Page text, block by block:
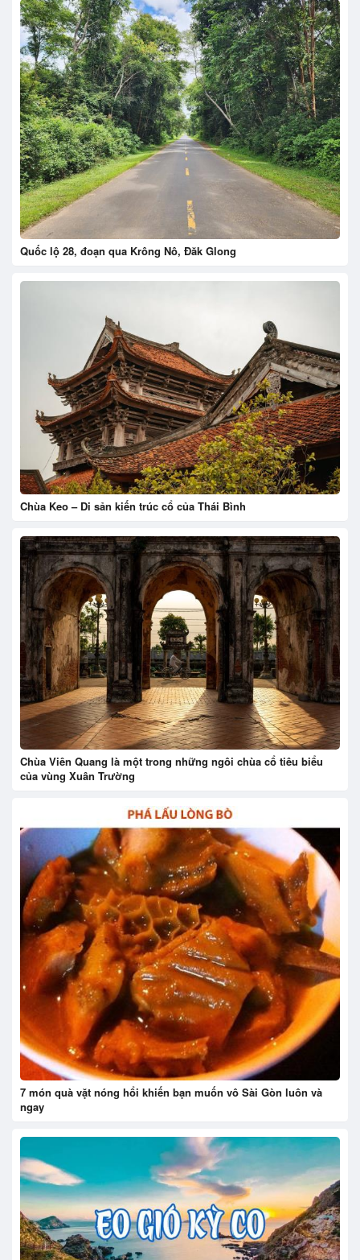
Quốc lộ 28, đoạn qua Krông Nô, Đăk Glong
Chùa Keo – Di sản kiến trúc cổ của Thái Bình
Chùa Viên Quang là một trong những ngôi chùa cổ tiêu biểu
của vùng Xuân Trường
7 món quà vặt nóng hổi khiến bạn muốn vô Sài Gòn luôn và
ngay